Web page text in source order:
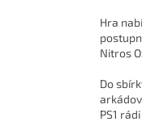
Hra
Nitros
Do
PS1